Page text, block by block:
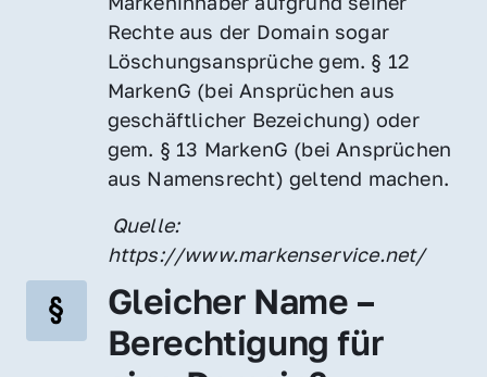
Rechte aus der Domain sogar
Löschungsansprüche gem. § 12
MarkenG (bei Ansprüchen aus
geschäftlicher Bezeichung) oder
gem. § 13 MarkenG (bei Ansprüchen
aus Namensrecht) geltend machen.
https://www.markenservice.net/
Gleicher Name –
Berechtigung für